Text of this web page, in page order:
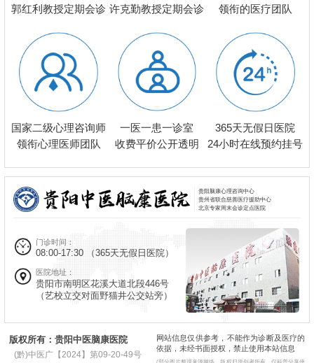
郭红利教授定期会诊 许克勤教授定期会诊
领衔的医疗团队
国家二级心理咨询师
领衔心理医师团队
一医一患一诊室
收费平价公开透明
365天无假日医院
24小时在线预约挂号
贵阳脑康心理咨询中心
贵州省联合慈善医疗援助中心
北京专家周末会诊定点医院
门诊时间：
08:00-17:30 （365天无假日医院）
医院地址：
贵阳市南明区花溪大道北段446号
（艺校立交对面野猫井公交站旁）
版权所有：贵阳中医脑康医院
(黔)中医广【2024】第09-20-49号
网站信息仅供参考，不能作为诊断及医疗的
依据，未经书面授权，禁止使用本站信息